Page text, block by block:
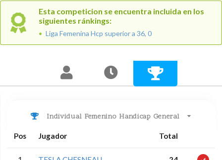
Esta competicion se encuentra incluida en los
siguientes ránkings:
Liga Femenina Hcp superior a 36, 0
Individual Femenino Handicap General
Pos Jugador Total